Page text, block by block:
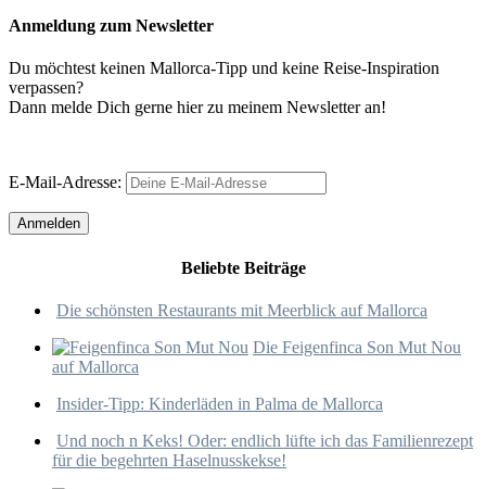
Anmeldung zum Newsletter
Du möchtest keinen Mallorca-Tipp und keine Reise-Inspiration
verpassen?
Dann melde Dich gerne hier zu meinem Newsletter an!
E-Mail-Adresse:
Beliebte Beiträge
Die schönsten Restaurants mit Meerblick auf Mallorca
Die Feigenfinca Son Mut Nou
auf Mallorca
Insider-Tipp: Kinderläden in Palma de Mallorca
Und noch n Keks! Oder: endlich lüfte ich das Familienrezept
für die begehrten Haselnusskekse!